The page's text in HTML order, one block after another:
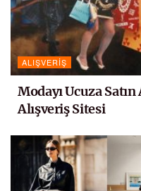
ALIŞVERIŞ
Modayı Ucuza
Alışveriş Sitesi